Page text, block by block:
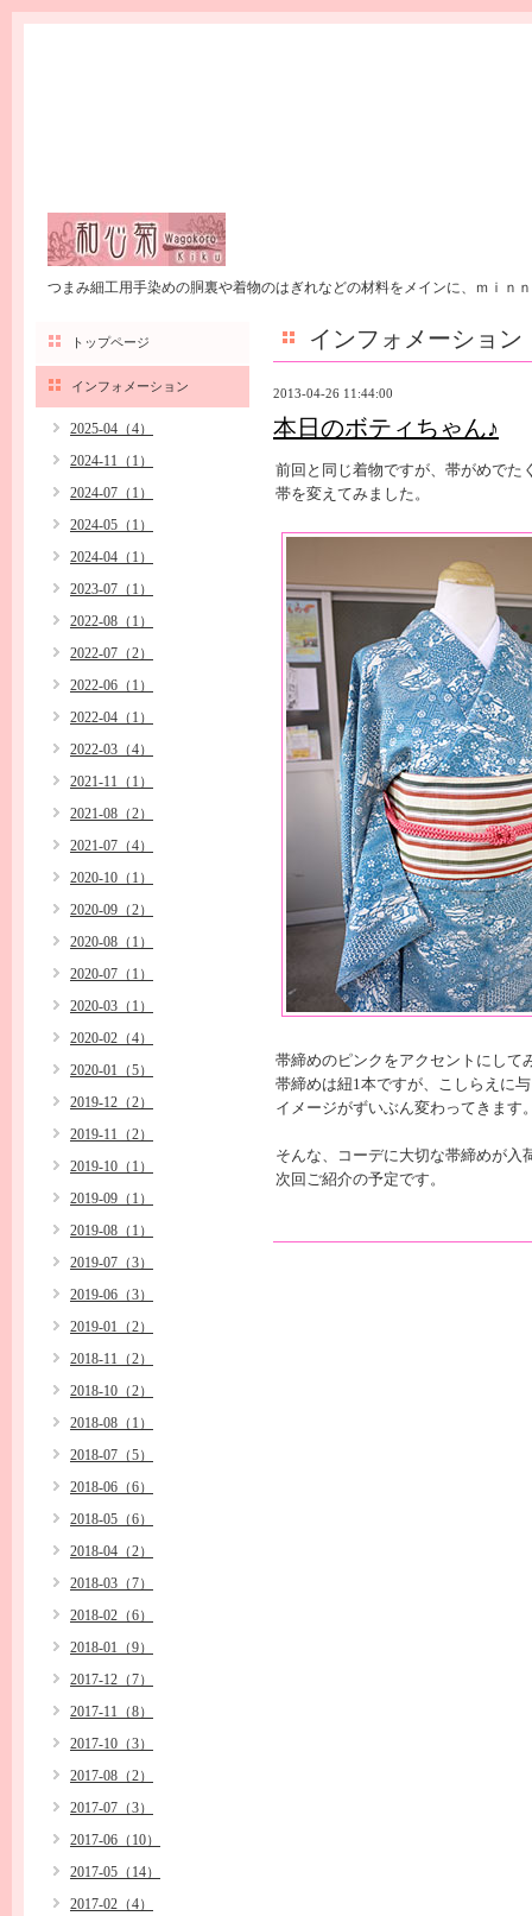
つまみ細工用手染めの胴裏や着物のはぎれなどの材料をメインに、ｍｉｎ
インフォメーション
2013-04-26 11:44:00
本日のボティちゃん♪
前回と同じ着物ですが、帯がめでた
帯を変えてみました。
帯締めのピンクをアクセントにして
帯締めは紐1本ですが、こしらえに
イメージがずいぶん変わってきます
そんな、コーデに大切な帯締めが入
次回ご紹介の予定です。
トップページ
インフォメーション
2025-04（4）
2024-11（1）
2024-07（1）
2024-05（1）
2024-04（1）
2023-07（1）
2022-08（1）
2022-07（2）
2022-06（1）
2022-04（1）
2022-03（4）
2021-11（1）
2021-08（2）
2021-07（4）
2020-10（1）
2020-09（2）
2020-08（1）
2020-07（1）
2020-03（1）
2020-02（4）
2020-01（5）
2019-12（2）
2019-11（2）
2019-10（1）
2019-09（1）
2019-08（1）
2019-07（3）
2019-06（3）
2019-01（2）
2018-11（2）
2018-10（2）
2018-08（1）
2018-07（5）
2018-06（6）
2018-05（6）
2018-04（2）
2018-03（7）
2018-02（6）
2018-01（9）
2017-12（7）
2017-11（8）
2017-10（3）
2017-08（2）
2017-07（3）
2017-06（10）
2017-05（14）
2017-02（4）